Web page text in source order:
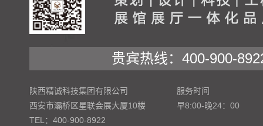
贵宾热线：400-900-
陕西精诚科技集团有限公司
西安市灞桥区星联会展大厦10楼
TEL：400-900-8922
服务时间
早8:00-晚24：00